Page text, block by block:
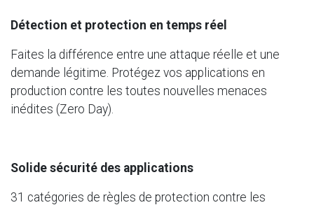
Détection et protection en temps réel
Faites la différence entre une attaque réelle et une
demande légitime. Protégez vos applications en
production contre les toutes nouvelles menaces
inédites (Zero Day).
Solide sécurité des applications
31 catégories de règles de protection contre les